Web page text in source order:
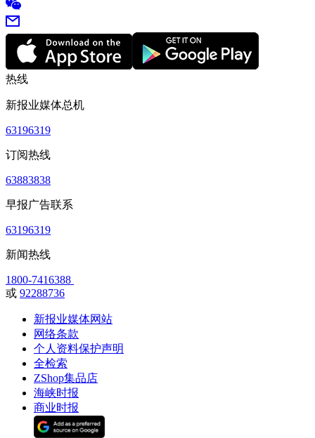
热线
新报业媒体总机
63196319
订阅热线
63883838
早报广告联系
63196319
新闻热线
1800-7416388
或 92288736
新报业媒体网站
网络条款
个人资料保护声明
全检索
ZShop集品店
海峡时报
商业时报